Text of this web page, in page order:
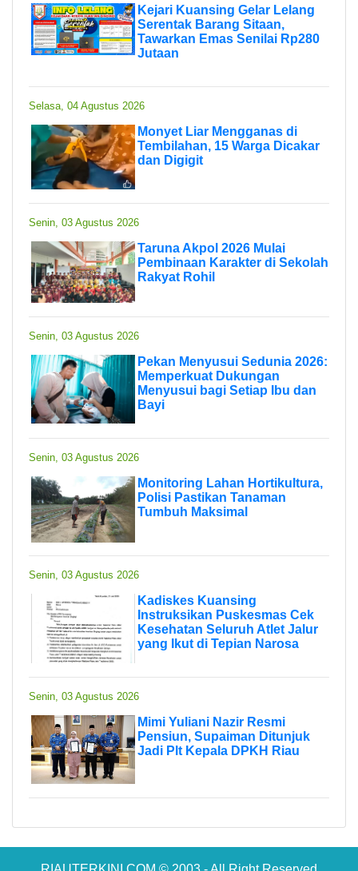
Kejari Kuansing Gelar Lelang
Serentak Barang Sitaan,
Tawarkan Emas Senilai Rp280
Jutaan
Selasa, 04 Agustus 2026
Monyet Liar Mengganas di
Tembilahan, 15 Warga Dicakar
dan Digigit
Senin, 03 Agustus 2026
Taruna Akpol 2026 Mulai
Pembinaan Karakter di Sekolah
Rakyat Rohil
Senin, 03 Agustus 2026
Pekan Menyusui Sedunia 2026:
Memperkuat Dukungan
Menyusui bagi Setiap Ibu dan
Bayi
Senin, 03 Agustus 2026
Monitoring Lahan Hortikultura,
Polisi Pastikan Tanaman
Tumbuh Maksimal
Senin, 03 Agustus 2026
Kadiskes Kuansing
Instruksikan Puskesmas Cek
Kesehatan Seluruh Atlet Jalur
yang Ikut di Tepian Narosa
Senin, 03 Agustus 2026
Mimi Yuliani Nazir Resmi
Pensiun, Supaiman Ditunjuk
Jadi Plt Kepala DPKH Riau